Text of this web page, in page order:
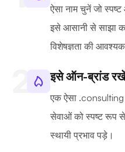
ऐसा नाम चुनें जो
इसे आसानी से साझा
विशेषज्ञता की
इसे ऑन-ब्रांड
एक ऐसा .consulting
सेवाओं को स्पष्ट रूप से
स्थायी प्रभाव पड़े।